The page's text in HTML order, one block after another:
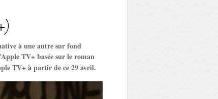
à une autre sur fond
TV+ basée sur le roman
TV+ à partir de ce 29 avril.